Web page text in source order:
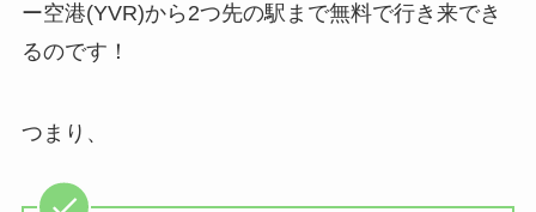
ー空港(YVR)から2つ先の駅まで無料で行き来でき
るのです！
つまり、